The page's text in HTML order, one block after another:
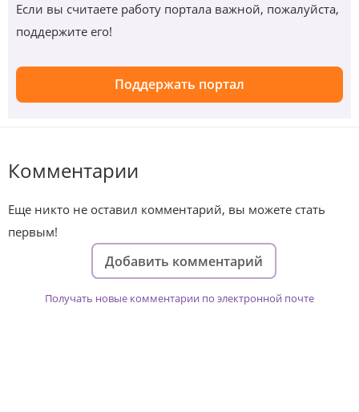
Если вы считаете работу портала важной, пожалуйста,
поддержите его!
Поддержать портал
Комментарии
Еще никто не оставил комментарий, вы можете стать
первым!
Добавить комментарий
Получать новые комментарии по электронной почте